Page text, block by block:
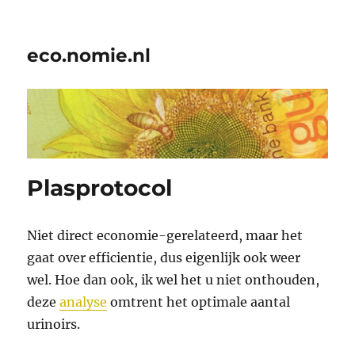
eco.nomie.nl
Plasprotocol
Niet direct economie-gerelateerd, maar het
gaat over efficientie, dus eigenlijk ook weer
wel. Hoe dan ook, ik wel het u niet onthouden,
dezeanalyse omtrent het optimale aantal
urinoirs.